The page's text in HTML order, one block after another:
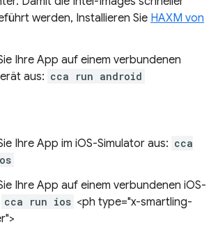
werden, Installieren Sie HAXM von
Ihre App auf einem verbundenen
aus: cca run android
Ihre App im iOS-Simulator aus: cca
Ihre App auf einem verbundenen iOS-
cca run ios <ph type="x-smartling-